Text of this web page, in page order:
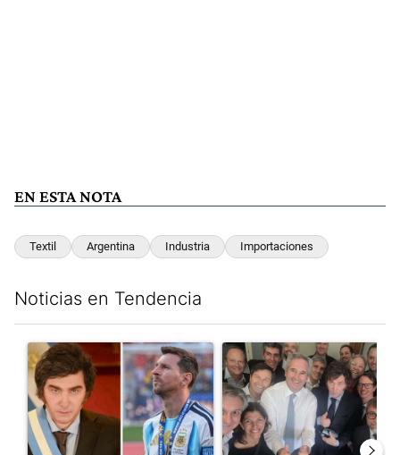
EN ESTA NOTA
Textil Argentina Industria Importaciones
Noticias en Tendencia
Un artículo de tendencia con el título "Milei despidió a Jorge
Un artículo de tendencia con